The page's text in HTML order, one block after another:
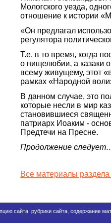
Мологского уезда,
отношение к истории
«Он предлагал
регулятора
Т.е. в то время, когда
о нищелюбии, а казаки
всему живущему, этот
рамках «Народной
В данном случае, это
которые несли в мир
становившиеся
патриарх Иоаким -
Предтечи на Пресне.
Продолжение
Все материалы
сайта, рубрики сайта, содержание